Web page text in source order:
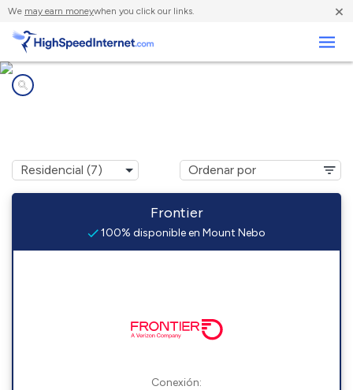
We may earn moneywhen you click our links. ×
Frontier
100% disponible en Mount Nebo
Conexión: